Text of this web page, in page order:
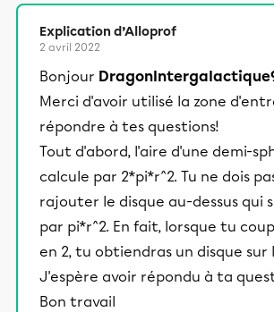
Explication d’Alloprof
2 avril 2022
Bonjour
Merci d'avoir utilisé la zone
répondre à tes questions!
Tout d'abord, l'aire d'une demi-
calcule par 2*pi*r^2. Tu ne dois
rajouter le disque au-dessus qui
par pi*r^2. En fait, lorsque tu
en 2, tu obtiendras un disque sur
J'espère avoir répondu à ta
Bon travail